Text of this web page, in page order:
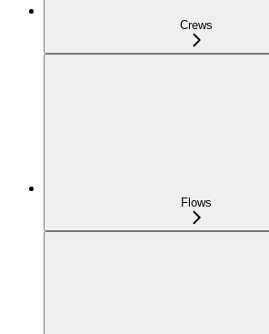
Crews
Flows